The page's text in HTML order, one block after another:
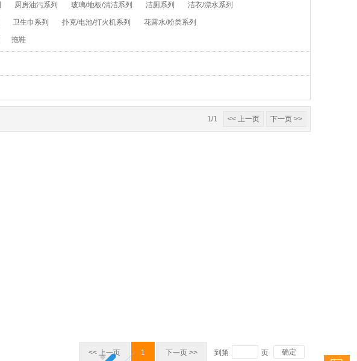
厨房油污系列 玻璃/地板/清洁系列 洁厕系列 洁衣/漂水系列
卫生巾系列 扑克/电池/打火机系列 花露水/粉类系列
拖鞋
1/1 << 上一页 下一页 >>
<< 上一页 1 下一页 >> 到第 页 确定